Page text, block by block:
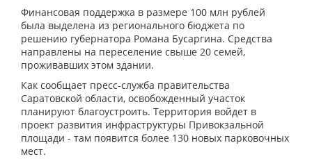
Финансовая поддержка в размере 100 млн рублей
была выделена из регионального бюджета по
решению губернатора Романа Бусаргина. Средства
направлены на переселение свыше 20 семей,
проживавших этом здании.
Как сообщает пресс-служба правительства
Саратовской области, освобожденный участок
планируют благоустроить. Территория войдет в
проект развития инфраструктуры Привокзальной
площади - там появится более 130 новых парковочных
мест.